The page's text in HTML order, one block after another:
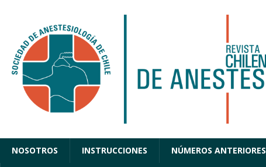
NOSOTROS INSTRUCCIONES NÚMEROS ANTERIORES